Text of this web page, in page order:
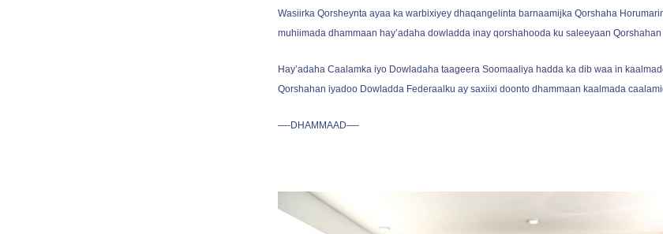
Wasiirka Qorsheynta ayaa ka warbixiyey dhaqangelinta barnaamijka Qorshaha
muhiimada dhammaan hay’adaha dowladda inay qorshahooda ku saleeyaan
Hay’adaha Caalamka iyo Dowladaha taageera Soomaaliya hadda ka dib waa in
Qorshahan iyadoo Dowladda Federaalku ay saxiixi doonto dhammaan kaalmada
—-DHAMMAAD—-